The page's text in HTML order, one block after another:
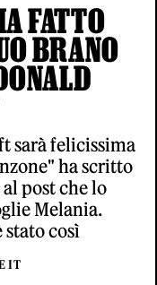
FATTO
BRANO
sarà felicissima
ha scritto
post che lo
Melania.
così
IT